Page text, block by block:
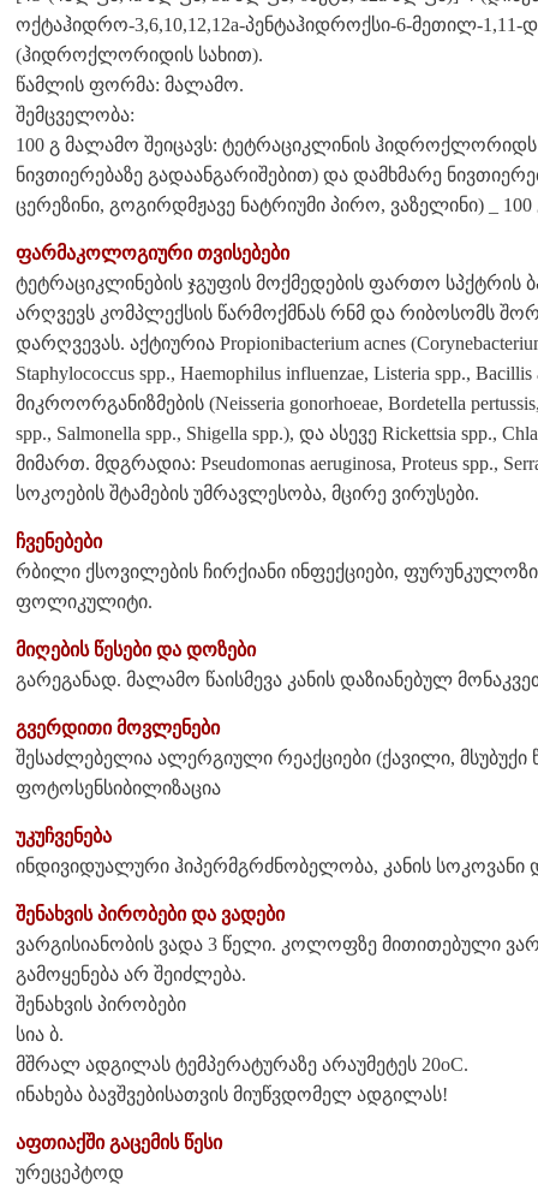
ოქტაჰიდრო-3,6,10,12,12a-პენტაჰიდროქსი-6-მეთილ-1,11-
(ჰიდროქლორიდის სახით).
წამლის ფორმა: მალამო.
შემცველობა:
100 გ მალამო შეიცავს: ტეტრაციკლინის ჰიდროქლორიდს
ნივთიერებაზე გადაანგარიშებით) და დამხმარე
ცერეზინი, გოგირდმჟავე ნატრიუმი პირო, ვაზელინი) _ 100
ფარმაკოლოგიური თვისებები
ტეტრაციკლინების ჯგუფის მოქმედების ფართო სპქტრის
არღვევს კომპლექსის წარმოქმნას რნმ და რიბოსომს
დარღვევას. აქტიურია Propionibacterium acnes
Staphylococcus spp., Haemophilus influenzae, Listeria spp.,
მიკროორგანიზმების (Neisseria gonorhoeae, Bordetella
spp., Salmonella spp., Shigella spp.), და ასევე Rickettsia spp.,
მიმართ. მდგრადია: Pseudomonas aeruginosa, Proteus spp.,
სოკოების შტამების უმრავლესობა, მცირე ვირუსები.
ჩვენებები
რბილი ქსოვილების ჩირქიანი ინფექციები,
ფოლიკულიტი.
მიღების წესები და დოზები
გარეგანად. მალამო წაისმევა კანის დაზიანებულ
გვერდითი მოვლენები
შესაძლებელია ალერგიული რეაქციები (ქავილი, მსუბუქი
ფოტოსენსიბილიზაცია
უკუჩვენება
ინდივიდუალური ჰიპერმგრძნობელობა, კანის სოკოვანი
შენახვის პირობები და ვადები
ვარგისიანობის ვადა 3 წელი. კოლოფზე მითითებული
გამოყენება არ შეიძლება.
შენახვის პირობები
სია ბ.
მშრალ ადგილას ტემპერატურაზე არაუმეტეს 20oC.
ინახება ბავშვებისათვის მიუწვდომელ ადგილას!
აფთიაქში გაცემის წესი
ურეცეპტოდ